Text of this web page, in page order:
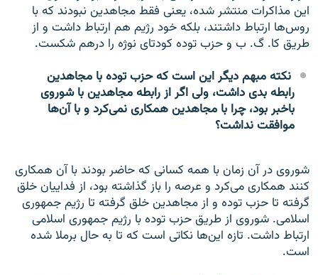
این مذاکرات منتشر شده، یعنی فقط مجاهدین نبودند که با
روس‌ها ارتباط داشتند، بلکه خود رژیم هم ارتباط داشت و از
طریق کا. گ. ب و حزب توده کودتای نوژه را درهم شکست.
نکته مبهم دیگر این است که حزب توده با مجاهدین
رابطه بدی داشت، ولی اگر از رابطه مجاهدین با شوروی
باخبر بود، چرا با مجاهدین همکاری نمی‌کرد و با آن‌ها
موافقت نداشت؟
شوروی در آن زمان با همه کسانی که حاضر بودند با آن همکاری
کنند همکاری می‌کرد و عرصه را باز گذاشته بود، از فداییان خلق
گرفته تا حزب توده و از مجاهدین خلق گرفته تا رژیم جمهوری
اسلامی. شوروی از طریق حزب توده با رژیم جمهوری اسلامی
ارتباط داشت. تازه این‌ها نکاتی است که تا به حال برملا شده
است.